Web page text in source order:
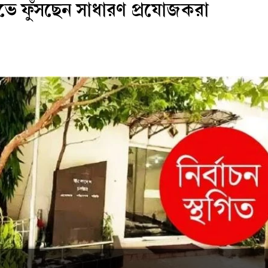
ফুঁসছেন সাধারণ প্রযোজকরা